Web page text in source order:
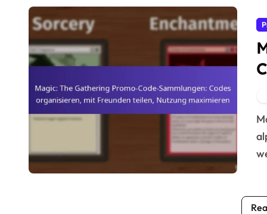
Magic: The Gathering Promo-Codes sind einzigartige